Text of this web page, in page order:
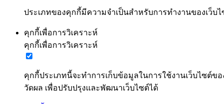
ประเภทของคุกกี้มีความจำเป็นสำหรับการทำงานของเว็บ
คุกกี้เพื่อการวิเคราะห์
คุกกี้เพื่อการวิเคราะห์
คุกกี้ประเภทนี้จะทำการเก็บข้อมูลในการใช้งานเว็บไซต์
วัดผล เพื่อปรับปรุงและพัฒนาเว็บไซต์ได้